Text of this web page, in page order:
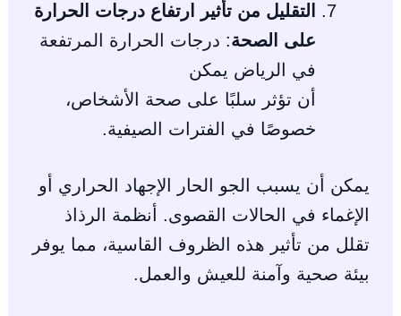
التقليل من تأثير ارتفاع درجات الحرارة
على الصحة: درجات الحرارة المرتفعة
في الرياض يمكن
أن تؤثر سلبًا على صحة الأشخاص،
خصوصًا في الفترات الصيفية.
يمكن أن يسبب الجو الحار الإجهاد الحراري أو
الإغماء في الحالات القصوى. أنظمة الرذاذ
تقلل من تأثير هذه الظروف القاسية، مما يوفر
بيئة صحية وآمنة للعيش والعمل.